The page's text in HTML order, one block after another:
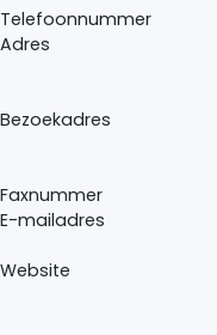
Telefoonnummer
Adres
Bezoekadres
Faxnummer
E-mailadres
Website